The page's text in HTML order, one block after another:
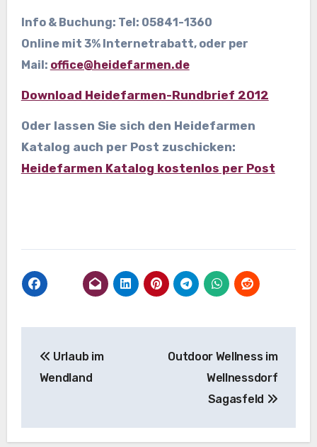
Info & Buchung: Tel: 05841-1360
Online mit 3% Internetrabatt, oder per
Mail: office@heidefarmen.de
Download Heidefarmen-Rundbrief 2012
Oder lassen Sie sich den Heidefarmen
Katalog auch per Post zuschicken:
Heidefarmen Katalog kostenlos per Post
Urlaub im
Wendland
Outdoor Wellness im
Wellnessdorf
Sagasfeld